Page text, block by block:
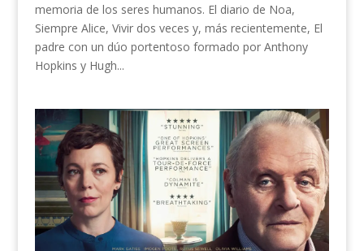
memoria de los seres humanos. El diario de Noa,
Siempre Alice, Vivir dos veces y, más recientemente, El
padre con un dúo portentoso formado por Anthony
Hopkins y Hugh...